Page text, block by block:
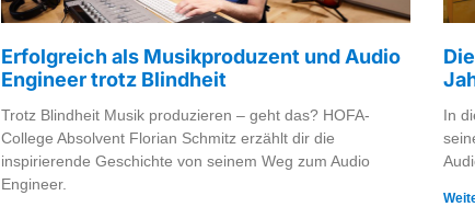
Erfolgreich als Musikproduzent und Audio
Engineer trotz Blindheit
Trotz Blindheit Musik produzieren – geht das? HOFA-
College Absolvent Florian Schmitz erzählt dir die
inspirierende Geschichte von seinem Weg zum Audio
Engineer.
In